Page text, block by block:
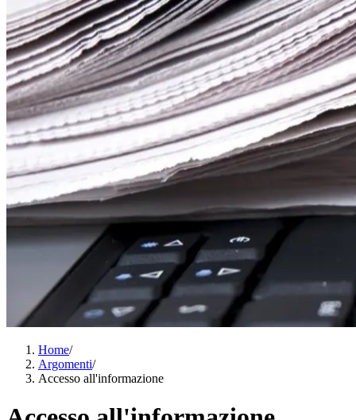
Home/
Argomenti/
Accesso all'informazione